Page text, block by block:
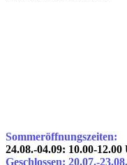
Sommeröffnungszeiten:
24.08.-04.09: 10.00-
Geschlossen: 20.07.-23.08.